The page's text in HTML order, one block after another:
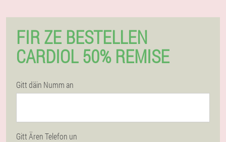
FIR ZE BESTELLEN
CARDIOL 50% REMISE
Gitt däin Numm an
Gitt Ären Telefon un